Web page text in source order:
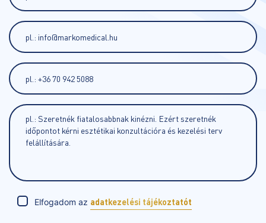
Elfogadom az adatkezelési tájékoztatót